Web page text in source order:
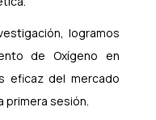
logramos
de Oxígeno en
eficaz del mercado
primera sesión.